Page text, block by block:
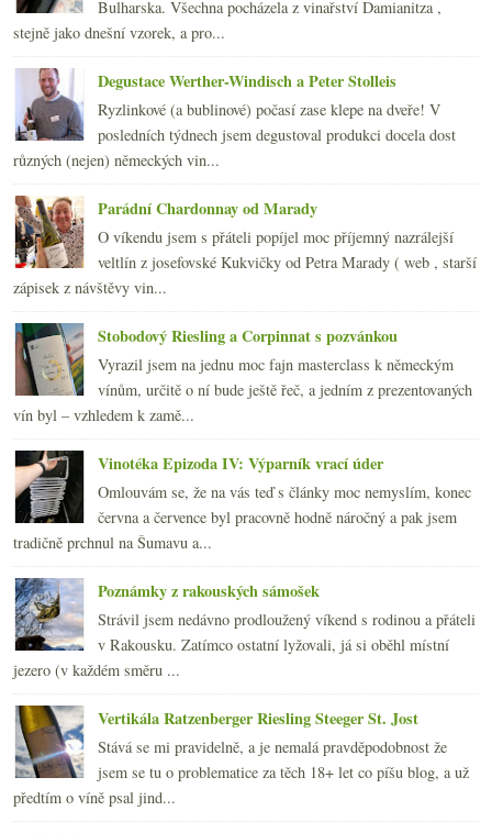
►dubna(20)
►března(23)
►února
►ledna (23)
►2011(252)
► 2010 (249)
2009 (249)
►2008(270)
►2007(108)
Bulharska. Všechna pocházela z vinařství Damianitza ,
stejně jako dnešní vzorek, a pro...
Degustace Werther-Windisch a Peter Stolleis
Ryzlinkové (a bublinové) počasí zase klepe na dveře! V
posledních týdnech jsem degustoval produkci docela dost
různých (nejen) německých vin...
Parádní Chardonnay od Marady
O víkendu jsem s přáteli popíjel moc příjemný nazrálejší
veltlín z josefovské Kukvičky od Petra Marady ( web , starší
zápisek z návštěvy vin...
Stobodový Riesling a Corpinnat s pozvánkou
Vyrazil jsem na jednu moc fajn masterclass k německým
vínům, určitě o ní bude ještě řeč, a jedním z prezentovaných
vín byl – vzhledem k zamě...
Vinotéka Epizoda IV: Výparník vrací úder
Omlouvám se, že na vás teď s články moc nemyslím, konec
června a července byl pracovně hodně náročný a pak jsem
tradičně prchnul na Šumavu a...
Poznámky z rakouských sámošek
Strávil jsem nedávno prodloužený víkend s rodinou a přáteli
v Rakousku. Zatímco ostatní lyžovali, já si oběhl místní
jezero (v každém směru ...
Vertikála Ratzenberger Riesling Steeger St. Jost
Stává se mi pravidelně, a je nemalá pravděpodobnost že
jsem se tu o problematice za těch 18+ let co píšu blog, a už
předtím o víně psal jind...